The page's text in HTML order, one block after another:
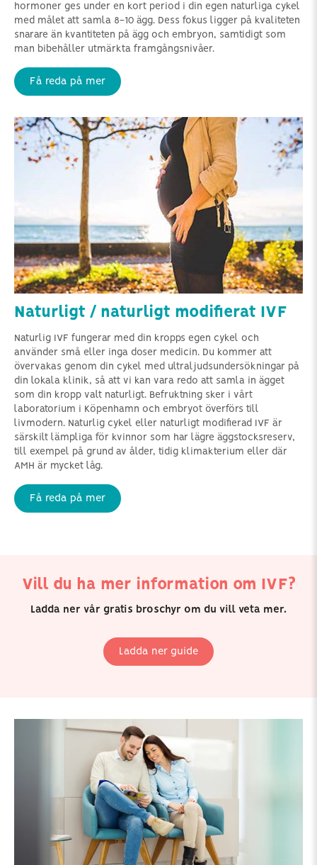
hormoner ges under en kort period i din egen naturliga cykel
med målet att samla 8-10 ägg. Dess fokus ligger på kvaliteten
snarare än kvantiteten på ägg och embryon, samtidigt som
man bibehåller utmärkta framgångsnivåer.
Få reda på mer
Naturligt / naturligt modifierat IVF
Naturlig IVF fungerar med din kropps egen cykel och
använder små eller inga doser medicin. Du kommer att
övervakas genom din cykel med ultraljudsundersökningar på
din lokala klinik, så att vi kan vara redo att samla in ägget
som din kropp valt naturligt. Befruktning sker i vårt
laboratorium i Köpenhamn och embryot överförs till
livmodern. Naturlig cykel eller naturligt modifierad IVF är
särskilt lämpliga för kvinnor som har lägre äggstocksreserv,
till exempel på grund av ålder, tidig klimakterium eller där
AMH är mycket låg.
Få reda på mer
Vill du ha mer information om IVF?
Ladda ner vår gratis broschyr om du vill veta mer.
Ladda ner guide